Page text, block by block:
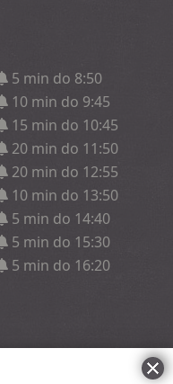
5 min do 8:50
10 min do 9:45
15 min do 10:45
20 min do 11:50
20 min do 12:55
10 min do 13:50
5 min do 14:40
5 min do 15:30
5 min do 16:20